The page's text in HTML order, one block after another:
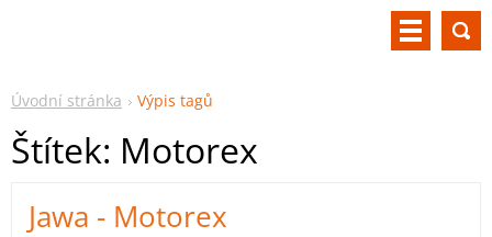
Úvodní stránka Výpis tagů
Štítek: Motorex
Jawa - Motorex